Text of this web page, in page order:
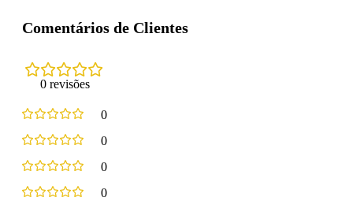
Comentários de Clientes
0 revisões
0
0
0
0